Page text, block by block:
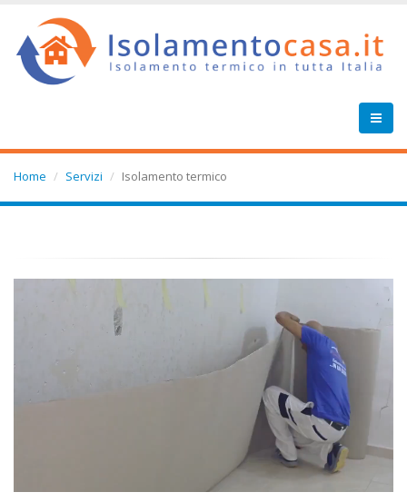
Home Servizi Isolamento termico